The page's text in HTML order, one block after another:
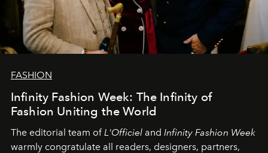
FASHION
Infinity Fashion Week: The Infinity of
Fashion Uniting the World
The editorial team of L'Officiel and Infinity Fashion Week
warmly congratulate all readers, designers, partners,